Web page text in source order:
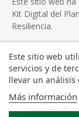
Kit Digital del
Resiliencia.
Copyright ©
Este sitio web
servicios y de
llevar un
Más información